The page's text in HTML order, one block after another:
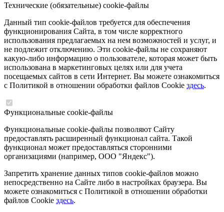
Технические (обязательные) cookie-файлы
Данный тип cookie-файлов требуется для обеспечения
функционирования Сайта, в том числе корректного
использования предлагаемых на нем возможностей и услуг, и
не подлежит отключению. Эти cookie-файлы не сохраняют
какую-либо информацию о пользователе, которая может быть
использована в маркетинговых целях или для учета
посещаемых сайтов в сети Интернет. Вы можете ознакомиться
с Политикой в отношении обработки файлов Cookie здесь.
Функциональные cookie-файлы
Функциональные cookie-файлы позволяют Сайту
предоставлять расширенный функционал сайта. Такой
функционал может предоставляться сторонними
организациями (например, ООО "Яндекс").
Запретить хранение данных типов cookie-файлов можно
непосредственно на Сайте либо в настройках браузера. Вы
можете ознакомиться с Политикой в отношении обработки
файлов Cookie здесь.